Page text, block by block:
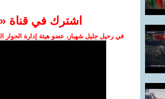
اشترك في قناة
في رحيل جليل شهباز، عضو هيئة إدارة الحوار